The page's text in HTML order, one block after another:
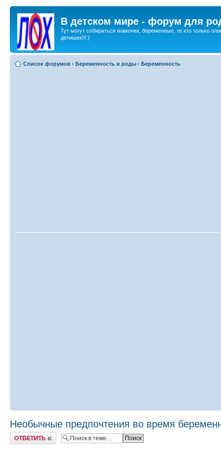
В детском мире - форум для
Тут могут собираться мамочки, беременные, те кто только
детишек!!!:)
Список форумов ‹ Беременность и роды ‹ Беременность
Необычные предпочтения во время
Ответить